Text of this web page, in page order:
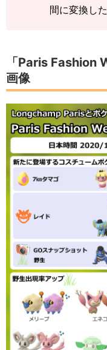
間に変換し
「Paris Fashion
画像